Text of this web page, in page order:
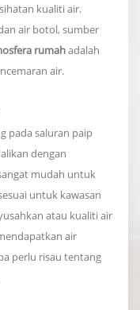
kualiti air.
air botol, sumber
rumahadalah
air.
pada saluran paip
dengan
mudah untuk
untuk kawasan
atau kualiti air
air
perlu risau tentang